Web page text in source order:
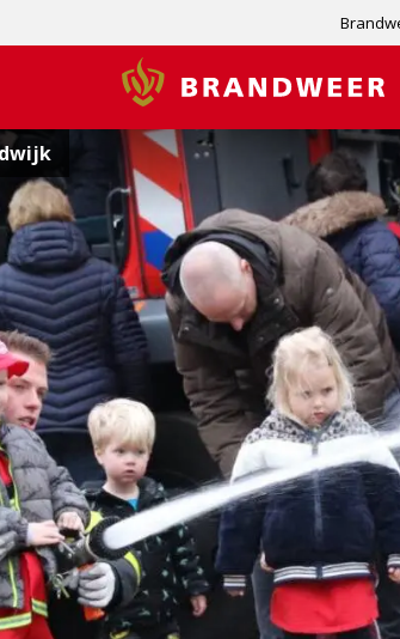
Brandweer